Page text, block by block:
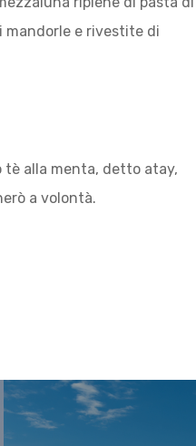
mandorle e rivestite di
tè alla menta, detto atay,
a volontà.